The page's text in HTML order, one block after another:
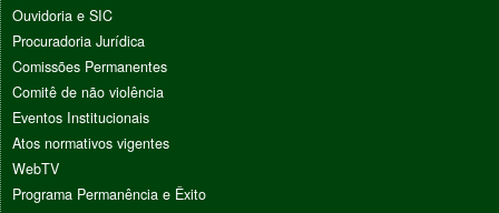
Ouvidoria e SIC
Procuradoria Jurídica
Comissões Permanentes
Comitê de não violência
Eventos Institucionais
Atos normativos vigentes
WebTV
Programa Permanência e Êxito